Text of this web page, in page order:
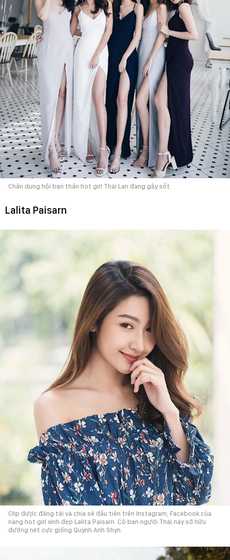
Chân dung hội bạn thân hot girl Thái Lan đang gây sốt.
Lalita Paisarn
Clip được đăng tải và chia sẻ đầu tiên trên Instagram, Facebook của
nàng hot girl xinh đẹp Lalita Paisarn. Cô bạn người Thái này sở hữu
đường nét cực giống Quỳnh Anh Shyn.